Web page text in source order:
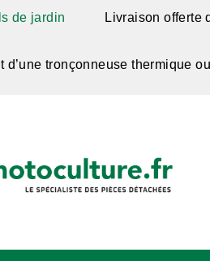
de jardin Livraison
d’une tronçonneuse thermique